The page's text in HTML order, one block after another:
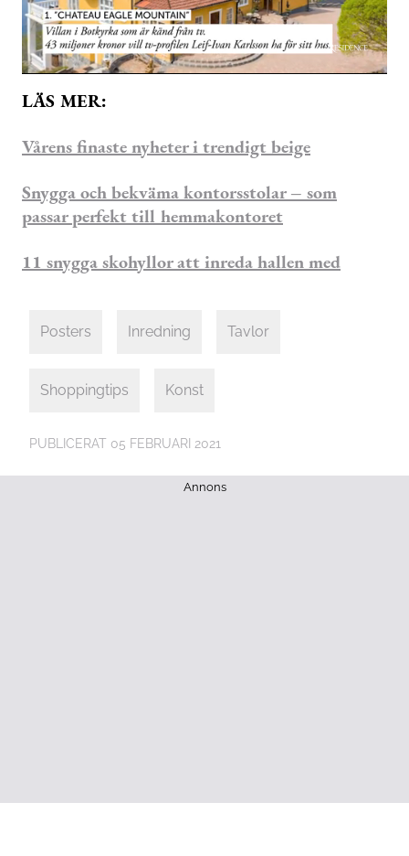
0
seconds
of
seconds
LÄS MER:
Vårens finaste nyheter i trendigt beige
Snygga och bekväma kontorsstolar – som
passar perfekt till hemmakontoret
11 snygga skohyllor att inreda hallen med
Posters Inredning Tavlor
Shoppingtips Konst
PUBLICERAT 05 FEBRUARI 2021
Annons